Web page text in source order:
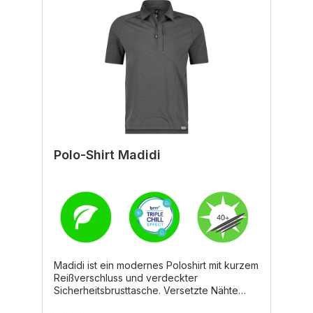
Polo-Shirt Madidi
Madidi ist ein modernes Poloshirt mit kurzem
Reißverschluss und verdeckter
Sicherheitsbrusttasche. Versetzte Nähte